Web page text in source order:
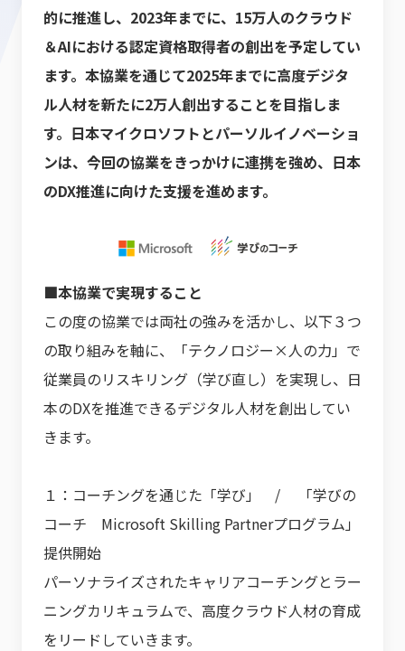
的に推進し、2023年までに、15万人のクラウド
＆AIにおける認定資格取得者の創出を予定してい
ます。本協業を通じて2025年までに高度デジタ
ル人材を新たに2万人創出することを目指しま
す。日本マイクロソフトとパーソルイノベーショ
ンは、今回の協業をきっかけに連携を強め、日本
のDX推進に向けた支援を進めます。
■本協業で実現すること
この度の協業では両社の強みを活かし、以下３つ
の取り組みを軸に、「テクノロジー×人の力」で
従業員のリスキリング（学び直し）を実現し、日
本のDXを推進できるデジタル人材を創出してい
きます。
１：コーチングを通じた「学び」 / 「学びの
コーチ Microsoft Skilling Partnerプログラム」
提供開始
パーソナライズされたキャリアコーチングとラー
ニングカリキュラムで、高度クラウド人材の育成
をリードしていきます。